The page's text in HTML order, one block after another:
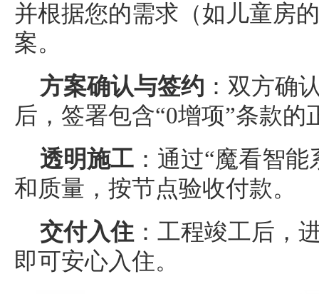
并根据您的需求（如儿童房
案。
方案确认与签约 ：双方确
后，签署包含“0增项”条款的
透明施工 ：通过“魔看智
和质量，按节点验收付款。
交付入住 ：工程竣工后，
即可安心入住。